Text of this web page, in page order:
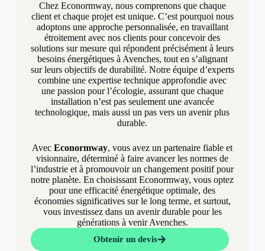
Chez Econormway, nous comprenons que chaque
client et chaque projet est unique. C’est pourquoi nous
adoptons une approche personnalisée, en travaillant
étroitement avec nos clients pour concevoir des
solutions sur mesure qui répondent précisément à leurs
besoins énergétiques à Avenches, tout en s’alignant
sur leurs objectifs de durabilité. Notre équipe d’experts
combine une expertise technique approfondie avec
une passion pour l’écologie, assurant que chaque
installation n’est pas seulement une avancée
technologique, mais aussi un pas vers un avenir plus
durable.
AvecEconormway, vous avez un partenaire fiable et
visionnaire, déterminé à faire avancer les normes de
l’industrie et à promouvoir un changement positif pour
notre planète. En choisissant Econormway, vous optez
pour une efficacité énergétique optimale, des
économies significatives sur le long terme, et surtout,
vous investissez dans un avenir durable pour les
générations à venir Avenches.
Obtenir un devis